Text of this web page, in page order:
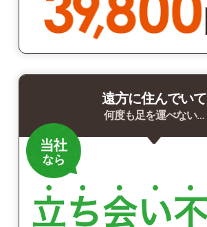
遠方に住んでいて
何度も足を運べない…